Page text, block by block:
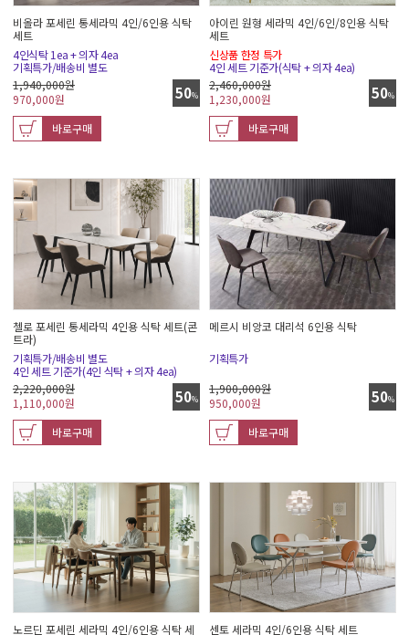
비올라 포세린 통세라믹 4인/6인용 식탁
세트
4인식탁 1ea + 의자 4ea
기획특가/배송비 별도
50%
1,940,000원
970,000원
바로구매
아이린 원형 세라믹 4인/6인/8인용 식탁
세트
신상품 한정 특가
4인 세트 기준가(식탁 + 의자 4ea)
50%
2,460,000원
1,230,000원
바로구매
첼로 포세린 통세라믹 4인용 식탁 세트(콘
트라)
기획특가/배송비 별도
4인 세트 기준가(4인 식탁 + 의자 4ea)
50%
2,220,000원
1,110,000원
바로구매
메르시 비앙코 대리석 6인용 식탁
기획특가
50%
1,900,000원
950,000원
바로구매
노르딘 포세린 세라믹 4인/6인용 식탁 세
센토 세라믹 4인/6인용 식탁 세트